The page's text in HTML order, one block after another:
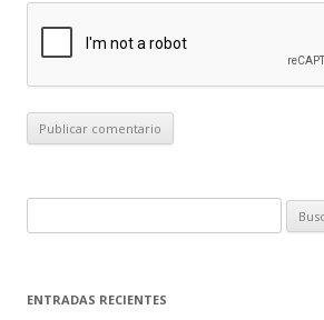
u
c
ENTRADAS RECIENTES